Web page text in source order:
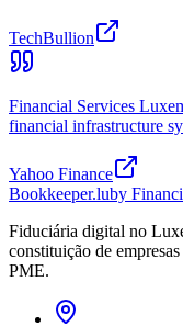
TechBullion
Financial Services
financial infrastructure
Yahoo Finance
Bookkeeper.luby
Fiduciária digital no
constituição de
PME.